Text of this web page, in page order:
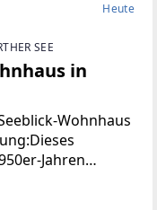
Heute
SEE
in
Wohnhaus
Jahren
mit viel